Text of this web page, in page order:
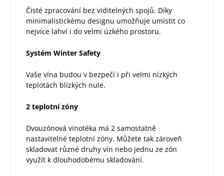
Čisté zpracování bez viditelných spojů. Díky
minimalistickému designu umožňuje umístit co
nejvíce lahví i do velmi úzkého prostoru.
Systém Winter Safety
Vaše vína budou v bezpečí i při velmi nízkých
teplotách blízkých nule.
2 teplotní zóny
Dvouzónová vinotéka má 2 samostatně
nastavitelné teplotní zóny. Můžete tak zároveň
skladovat různé druhy vín nebo jednu ze zón
využít k dlouhodobému skladování.